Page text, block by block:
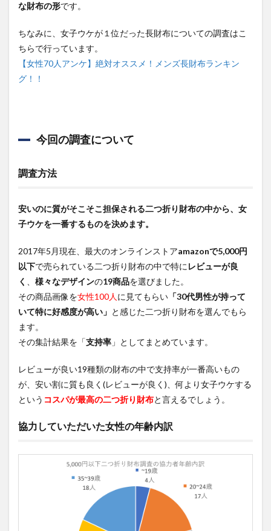
の二
布の
調査
結果
6.2.1
第1位
Barua
牛革 二
ルー(支
持率
6.2.2
第2位
Barua
牛革 二
つ折り
財布 グ
持率
6.2.3
第3位
エリア
ュ チェ
ブラウ
ン(支持
な財布の形です。
ちなみに、女子ウケが１位だった長財布についての調査はこ
ちらで行っています。
【女性70人アンケ】絶対オススメ！メンズ長財布ランキン
グ！！
今回の調査について
調査方法
安いのに質がそこそこ担保される二つ折り財布の中から、女
子ウケを一番するものを決めます。
2017年5月現在、最大のオンラインストアamazonで5,000円
以下で売られている二つ折り財布の中で特に レビューが良
く
様々なデザインの19商品を選びました。
その商品画像を女性100人 に見てもらい 「30代男性が持って
いて特に好感度が高い」 と感じた二つ折り財布を選んでもら
ます。
その集計結果を「支持率 」としてまとめています。
レビューが良い19種類の財布の中で支持率が一番高いもの
が、安い割に質も良く(レビューが良く)、何より女子ウケする
という コスパが最高の二つ折り財布と言えるでしょう。
協力していただいた女性の年齢内訳